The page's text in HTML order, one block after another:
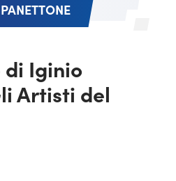
di Iginio
Artisti del